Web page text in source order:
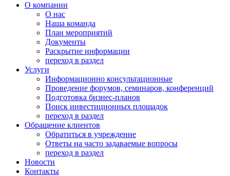
О компании
О нас
Наша команда
План мероприятий
Документы
Раскрытие информации
переход в раздел
Услуги
Информационно консультационные
Проведение форумов, семинаров, конференций
Подготовка бизнес-планов
Поиск инвестиционных площадок
переход в раздел
Обращение клиентов
Обратиться в учреждение
Ответы на часто задаваемые вопросы
переход в раздел
Новости
Контакты